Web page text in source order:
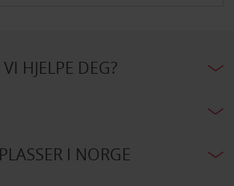
HJELPE DEG?
I NORGE